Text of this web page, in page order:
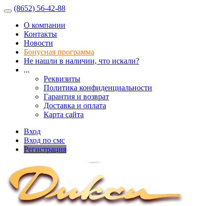
(8652) 56-42-88
О компании
Контакты
Новости
Бонусная программа
Не нашли в наличии, что искали?
...
Реквизиты
Политика конфиденциальности
Гарантия и возврат
Доставка и оплата
Карта сайта
Вход
Вход по смс
Регистрация